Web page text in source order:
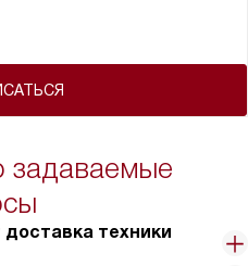
задаваемые
доставка техники